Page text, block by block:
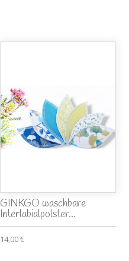
GINKGO waschbare
Interlabialpolster...
14,00 €